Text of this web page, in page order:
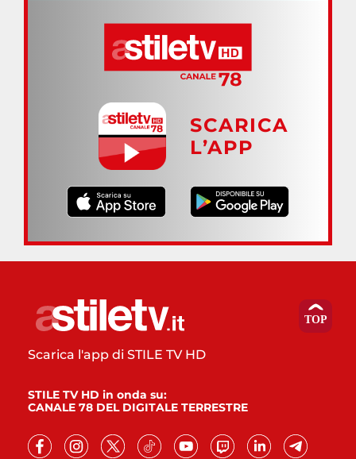
SCARICA
L’APP
Scarica l'app di STILE TV HD
STILE TV HD in onda su:
CANALE 78 DEL DIGITALE TERRESTRE